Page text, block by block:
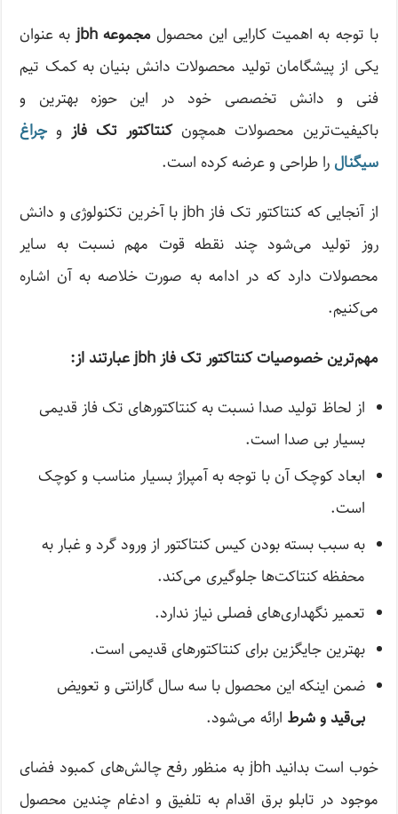
با توجه به اهمیت کارایی این محصولمجموعه jbh
به عنوان
یکی از پیشگامان تولید محصولات دانش بنیان به کمک تیم
فنی و دانش تخصصی خود در این حوزه بهترین و
باکیفیت‌ترین محصولات همچونکنتاکتور تک فاز وچراغ
سیگنال را طراحی و عرضه کرده است.
از آنجایی که کنتاکتور تک فاز jbh با آخرین تکنولوژی و دانش
روز تولید می‌شود چند نقطه قوت مهم نسبت به سایر
محصولات دارد که در ادامه به صورت خلاصه به آن اشاره
می‌کنیم.
مهم‌ترین خصوصیات کنتاکتور تک فاز jbh عبارتند از:
از لحاظ تولید صدا نسبت به کنتاکتورهای تک فاز قدیمی
بسیار بی صدا است.
ابعاد کوچک آن با توجه به آمپراژ بسیار مناسب و کوچک
است.
به سبب بسته بودن کیس کنتاکتور از ورود گرد و غبار به
محفظه کنتاکت‌ها جلوگیری می‌کند.
تعمیر نگهداری‌‌های فصلی نیاز ندارد.
بهترین جایگزین برای کنتاکتور‌های قدیمی است.
ضمن اینکه این محصول با سه سال گارانتی و تعویض
بی‌قید و شرط ارائه می‌شود.
خوب است بدانید jbh به منظور رفع چالش‌های کمبود فضای
موجود در تابلو برق اقدام به تلفیق و ادغام چندین محصول